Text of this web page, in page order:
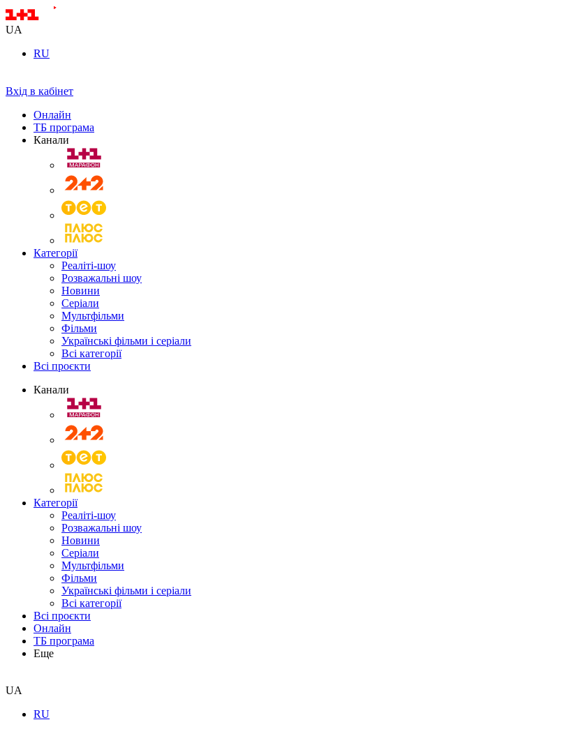
UA
RU
Вхід в кабінет
Онлайн
ТБ програма
Канали
Категорії
Реаліті-шоу
Розважальні шоу
Новини
Серіали
Мультфільми
Фільми
Українські фільми і серіали
Всі категорії
Всі проєкти
Канали
Категорії
Реаліті-шоу
Розважальні шоу
Новини
Серіали
Мультфільми
Фільми
Українські фільми і серіали
Всі категорії
Всі проєкти
Онлайн
ТБ програма
Еще
UA
RU